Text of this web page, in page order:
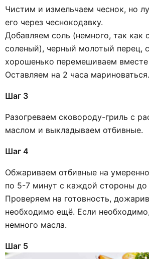
Чистим и измельчаем чеснок, но
его через чеснокодавку.
Добавляем соль (немного, так как
соленый), черный молотый перец,
хорошенько перемешиваем
Оставляем на 2 часа мариноваться.
Шаг 3
Разогреваем сковороду-гриль с
маслом и выкладываем отбивные.
Шаг 4
Обжариваем отбивные на
по 5-7 минут с каждой стороны до
Проверяем на готовность,
необходимо ещё. Если
немного масла.
Шаг 5